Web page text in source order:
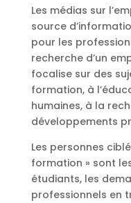
Les médias sur
source
pour les
recherche d’un
focalise sur des
formation, à
humaines, à la
développements
Les personnes
formation » sont
étudiants, les
professionnels en